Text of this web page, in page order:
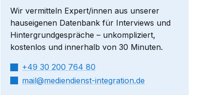
Wir vermitteln Expert/innen aus unserer
hauseigenen Datenbank für Interviews und
Hintergrundgespräche – unkompliziert,
kostenlos und innerhalb von 30 Minuten.
+49 30 200 764 80
mail​
mediendienst-integration.de